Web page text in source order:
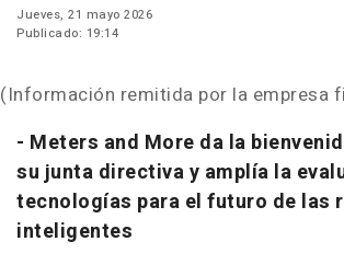
Jueves, 21 mayo 2026
Publicado: 19:14
(Información remitida por la empresa
- Meters and More da la
su junta directiva y amplía la
tecnologías para el futuro de las
inteligentes